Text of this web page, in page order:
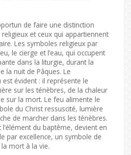
de faire une distinction
et ceux qui appartiennent
Les symboles religieux par
le cierge et l’eau, qui occupent
dans la liturgie, durant la
la nuit de Pâques. Le
évident : il représente le
sur les ténèbres, de la chaleur
sur la mort. Le feu alimente le
du Christ ressuscité, lumière
de marcher dans les ténèbres.
l’élément du baptême, devient en
par excellence, un symbole de
mort à la vie.